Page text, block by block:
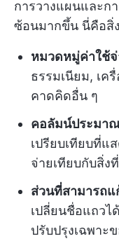
การวางแผนและก
ซ้อนมากขึ้น นี่คือสิ่
หมวดหมู่ค่าใช้
ธรรมเนียม, เค
คาดคิดอื่น ๆ
คอลัมน์ประมา
เปรียบเทียบที่แ
จ่ายเทียบกับสิ่ง
ส่วนที่สามารถแ
เปลี่ยนชื่อแถวไ
ปรับปรุงเฉพาะ